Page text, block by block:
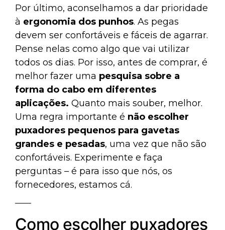
Por último, aconselhamos a dar prioridade
à ergonomia dos punhos. As pegas
devem ser confortáveis e fáceis de agarrar.
Pense nelas como algo que vai utilizar
todos os dias. Por isso, antes de comprar, é
melhor fazer uma pesquisa sobre a
forma do cabo em diferentes
aplicações. Quanto mais souber, melhor.
Uma regra importante é não escolher
puxadores pequenos para gavetas
grandes e pesadas, uma vez que não são
confortáveis. Experimente e faça
perguntas – é para isso que nós, os
fornecedores, estamos cá.
Como escolher puxadores